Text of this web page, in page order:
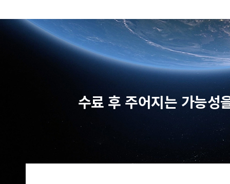
수료 후 주어지는 가능성